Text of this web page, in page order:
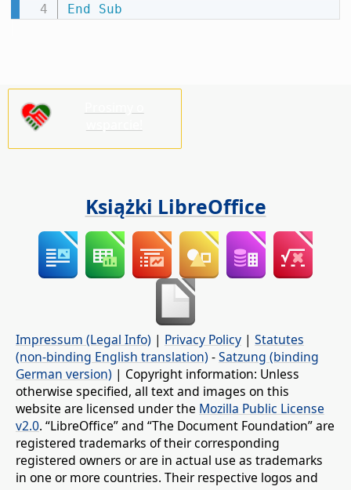
End
Sub
Książki LibreOffice
Impressum (Legal Info) | Privacy Policy | Statutes
(non-binding English translation) -Satzung (binding
German version) | Copyright information: Unless
otherwise specified, all text and images on this
website are licensed under the Mozilla Public License
v2.0. “LibreOffice” and “The Document Foundation” are
registered trademarks of their corresponding
registered owners or are in actual use as trademarks
in one or more countries. Their respective logos and